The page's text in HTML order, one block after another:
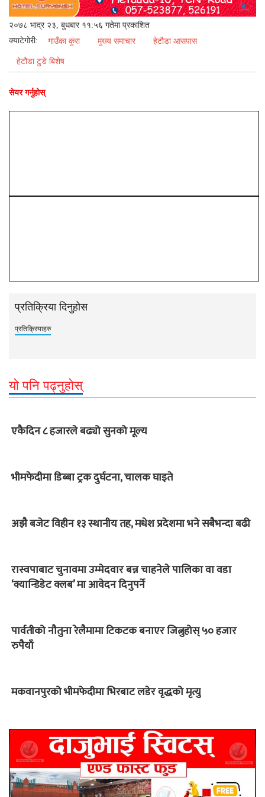
२०७८ भाद्र २३, बुधबार ११:५६ गतेमा प्रकाशित
क्याटेगोरी:
गाउँका कुरा मुख्य समाचार हेटौडा आसपास
हेटौडा टुडे बिशेष
सेयर गर्नुहोस्
प्रतिक्रिया दिनुहोस
प्रतिक्रियाहरु
यो पनि पढ्नुहोस्
एकैदिन ८ हजारले बढ्यो सुनको मूल्य
भीमफेदीमा डिब्बा ट्रक दुर्घटना, चालक घाइते
अझै बजेट विहीन १३ स्थानीय तह, मधेश प्रदेशमा भने सबैभन्दा बढी
रास्वपाबाट चुनावमा उम्मेदवार बन्न चाहनेले पालिका वा वडा
‘क्यान्डिडेट क्लब’ मा आवेदन दिनुपर्ने
पार्वतीको नौतुना रेलैमामा टिकटक बनाएर जित्नुहोस् ५० हजार
रुपैयाँ
मकवानपुरको भीमफेदीमा भिरबाट लडेर वृद्धको मृत्यु